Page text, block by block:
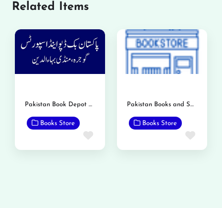
Related Items
Pakistan Book Depot and Sports
Books Store
Favorite
Pakistan Books and Sport Center
Books Store